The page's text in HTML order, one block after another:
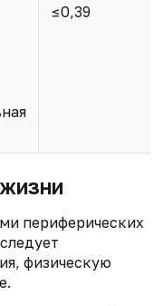
≤0,39
периферических
физическую